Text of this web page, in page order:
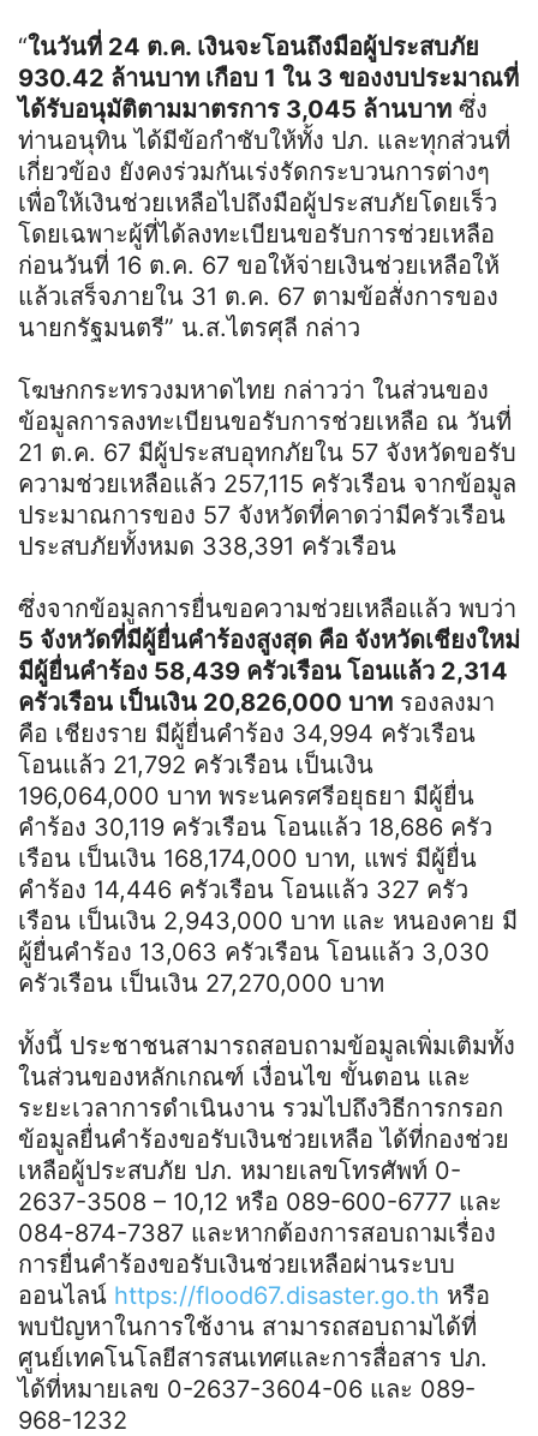
“ในวันที่ 24 ต.ค. เงินจะโอนถึงมือผู้ประสบภัย
930.42 ล้านบาท เกือบ 1 ใน 3 ของงบประมาณที่
ได้รับอนุมัติตามมาตรการ 3,045 ล้านบาท ซึ่ง
ท่านอนุทิน ได้มีข้อกำชับให้ทั้ง ปภ. และทุกส่วนที่
เกี่ยวข้อง ยังคงร่วมกันเร่งรัดกระบวนการต่างๆ
เพื่อให้เงินช่วยเหลือไปถึงมือผู้ประสบภัยโดยเร็ว
โดยเฉพาะผู้ที่ได้ลงทะเบียนขอรับการช่วยเหลือ
ก่อนวันที่ 16 ต.ค. 67 ขอให้จ่ายเงินช่วยเหลือให้
แล้วเสร็จภายใน 31 ต.ค. 67 ตามข้อสั่งการของ
นายกรัฐมนตรี” น.ส.ไตรศุลี กล่าว
โฆษกกระทรวงมหาดไทย กล่าวว่า ในส่วนของ
ข้อมูลการลงทะเบียนขอรับการช่วยเหลือ ณ วันที่
21 ต.ค. 67 มีผู้ประสบอุทกภัยใน 57 จังหวัดขอรับ
ความช่วยเหลือแล้ว 257,115 ครัวเรือน จากข้อมูล
ประมาณการของ 57 จังหวัดที่คาดว่ามีครัวเรือน
ประสบภัยทั้งหมด 338,391 ครัวเรือน
ซึ่งจากข้อมูลการยื่นขอความช่วยเหลือแล้ว พบว่า
5 จังหวัดที่มีผู้ยื่นคำร้องสูงสุด คือ จังหวัดเชียงใหม่
มีผู้ยื่นคำร้อง 58,439 ครัวเรือน โอนแล้ว 2,314
ครัวเรือน เป็นเงิน 20,826,000 บาท รองลงมา
คือ เชียงราย มีผู้ยื่นคำร้อง 34,994 ครัวเรือน
โอนแล้ว 21,792 ครัวเรือน เป็นเงิน
196,064,000 บาท พระนครศรีอยุธยา มีผู้ยื่น
คำร้อง 30,119 ครัวเรือน โอนแล้ว 18,686 ครัว
เรือน เป็นเงิน 168,174,000 บาท, แพร่ มีผู้ยื่น
คำร้อง 14,446 ครัวเรือน โอนแล้ว 327 ครัว
เรือน เป็นเงิน 2,943,000 บาท และ หนองคาย มี
ผู้ยื่นคำร้อง 13,063 ครัวเรือน โอนแล้ว 3,030
ครัวเรือน เป็นเงิน 27,270,000 บาท
ทั้งนี้ ประชาชนสามารถสอบถามข้อมูลเพิ่มเติมทั้ง
ในส่วนของหลักเกณฑ์ เงื่อนไข ขั้นตอน และ
ระยะเวลาการดำเนินงาน รวมไปถึงวิธีการกรอก
ข้อมูลยื่นคำร้องขอรับเงินช่วยเหลือ ได้ที่กองช่วย
เหลือผู้ประสบภัย ปภ. หมายเลขโทรศัพท์ 0-
2637-3508 – 10,12 หรือ 089-600-6777 และ
084-874-7387 และหากต้องการสอบถามเรื่อง
การยื่นคำร้องขอรับเงินช่วยเหลือผ่านระบบ
ออนไลน์ https://flood67.disaster.go.th หรือ
พบปัญหาในการใช้งาน สามารถสอบถามได้ที่
ศูนย์เทคโนโลยีสารสนเทศและการสื่อสาร ปภ.
ได้ที่หมายเลข 0-2637-3604-06 และ 089-
968-1232